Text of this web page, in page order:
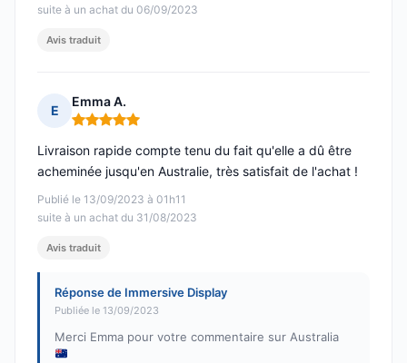
suite à un achat du 06/09/2023
Avis traduit
E
Emma A.
Note : 5 sur 5
Publié le 13/09/2023 à 01h11
suite à un achat du 31/08/2023
Livraison rapide compte tenu du fait qu'elle a dû être
acheminée jusqu'en Australie, très satisfait de l'achat !
Avis traduit
Réponse de Immersive Display
Publiée le 13/09/2023
Merci Emma pour votre commentaire sur Australia